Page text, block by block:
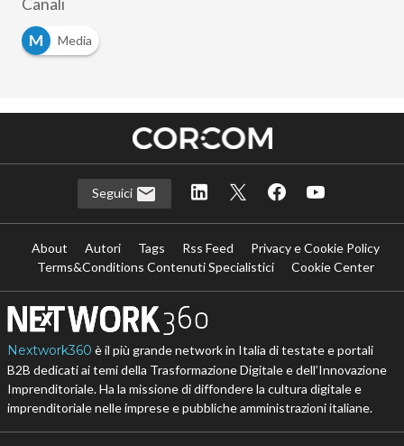
Canali
M
Media
Seguici
About Autori Tags Rss Feed
Privacy e Cookie Policy
Terms&Conditions Contenuti Specialistici
Cookie Center
Nextwork360 è il più grande network in Italia di testate e portali
B2B dedicati ai temi della Trasformazione Digitale e dell’Innovazione
Imprenditoriale. Ha la missione di diffondere la cultura digitale e
imprenditoriale nelle imprese e pubbliche amministrazioni italiane.